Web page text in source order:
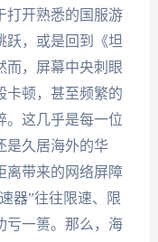
打开熟悉的国服游
跃，或是回到《坦
而，屏幕中央刺眼
卡顿，甚至频繁的
。这几乎是每一位
是久居海外的华
离带来的网络屏障
器”往往限速、限
亏一篑。那么，海